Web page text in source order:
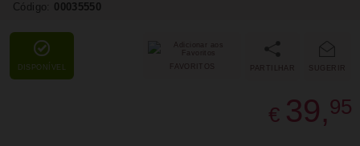
Código: 00035550
DISPONÍVEL SUGERIR
FAVORITOS
€ 39,95